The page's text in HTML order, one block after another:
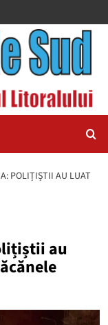
POLIȚIȘTII AU LUAT
au